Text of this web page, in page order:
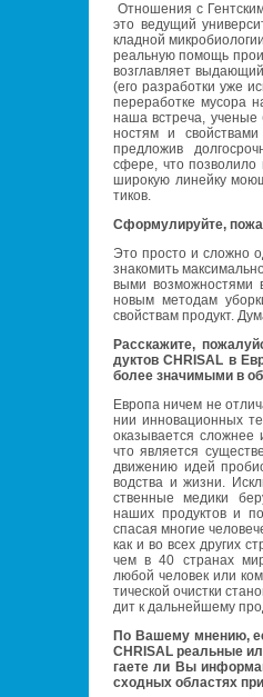
От­но­ше­ния с
это ве­ду­щий
клад­ной
ре­аль­ную по­мощь
воз­глав­ля­ет
(его раз­ра­бот­ки уже
пе­ре­ра­бот­ке му­со­ра
наша встре­ча,
но­стям и свой­ства­ми
пред­ло­жив
сфере, что поз­во­ли­ло
ши­ро­кую ли­ней­ку
ти­ков.
Сфор­му­ли­руй­те,
Это про­сто и слож­но
зна­ко­мить
вы­ми воз­мож­но­стя­ми
новым ме­то­дам
свой­ствам про­дукт.
Рас­ска­жи­те,
дук­тов CHRISAL в
бо­лее зна­чи­мы­ми в
Ев­ро­па ничем не
нии ин­но­ва­ци­он­ных
ока­зы­ва­ет­ся
что яв­ля­ет­ся
дви­же­нию идей
вод­ства и жизни.
ствен­ные ме­ди­ки
наших про­дук­тов и
спа­сая мно­гие
как и во всех дру­гих
чем в 40 стра­нах
любой че­ло­век или
ти­че­ской очист­ки
дит к даль­ней­ше­му
По Ва­ше­му мне­нию,
CHRISAL ре­аль­ные
га­е­те ли Вы
сход­ных об­ла­стях